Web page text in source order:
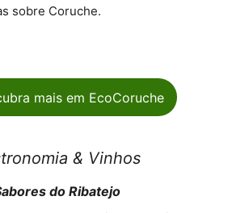
sobre Coruche.
mais em EcoCoruche
& Vinhos
Sabores do Ribatejo